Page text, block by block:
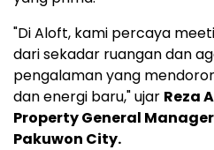
"Di Aloft, kami percaya
dari sekadar ruangan dan
pengalaman yang
dan energi baru," ujar Reza
Property General
Pakuwon City.